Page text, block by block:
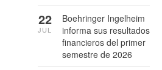
Boehringer Ingelheim
informa sus resultados
financieros del primer
semestre de 2026
22
JUL